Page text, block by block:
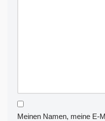
Meinen Namen, meine E-